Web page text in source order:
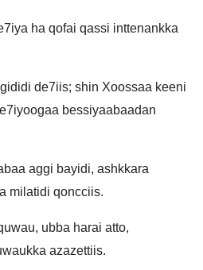
ha qofai qassi inttenankka
de7iis; shin Xoossaa keeni
bessiyaabaadan
aggi bayidi, ashkkara
milatidi qoncciis.
ubba harai atto,
azazettiis.